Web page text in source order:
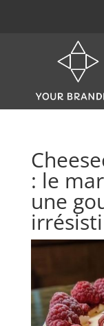
: le
une